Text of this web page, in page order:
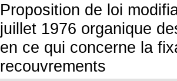
Proposition de loi
juillet 1976 organique
en ce qui concerne la
recouvrements